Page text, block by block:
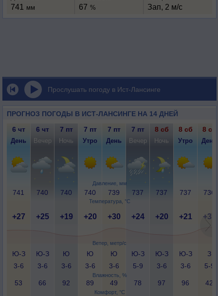
741 мм 67 % Зап, 2 м/с
Прослушать погоду в Ист-Лансинге
ПРОГНОЗ ПОГОДЫ В ИСТ-ЛАНСИНГЕ НА 14 ДНЕЙ
Давление, мм
Температура, °C
Ветер, метр/с
Влажность, %
Комфорт, °C
6 чт 6 чт 7 пт 7 пт 7 пт 7 пт 8 сб 8 сб 8 сб
День Вечер Ночь Утро День Вечер Ночь Утро День
741 740 740 740 739 737 737 737 736
+27 +25 +19 +20 +30 +24 +20 +21 +31
Ю-З
3-6
Ю-З
3-6
Ю
3-6
Ю
3-6
Ю
3-6
Ю-З
5-9
Ю-З
3-6
Ю-З
3-6
З
5-9
53 66 92 89 49 78 97 96 42